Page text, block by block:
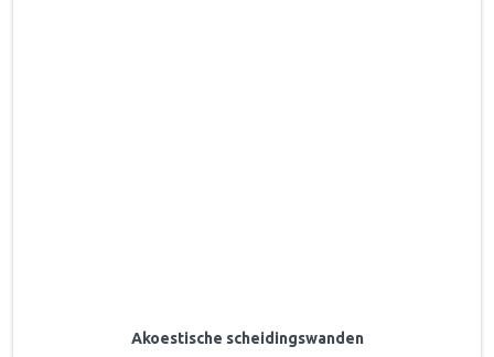
Akoestische scheidingswanden